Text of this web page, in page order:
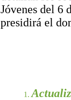
Jóvenes del 6
presidirá el